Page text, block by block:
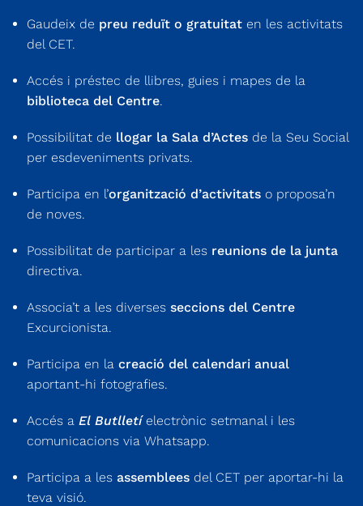
Gaudeix de preu reduït o gratuitat en les activitats
del CET.
Accés i préstec de llibres, guies i mapes de la
biblioteca del Centre.
Possibilitat de llogar la Sala d’Actes de la Seu Social
per esdeveniments privats.
Participa en l’organització d’activitats o proposa’n
de noves.
Possibilitat de participar a les reunions de la junta
directiva.
Associa’t a les diverses seccions del Centre
Excurcionista.
Participa en la creació del calendari anual
aportant-hi fotografies.
Accés a El Butlletíelectrònic setmanal i les
comunicacions via Whatsapp.
Participa a les assemblees del CET per aportar-hi la
teva visió.